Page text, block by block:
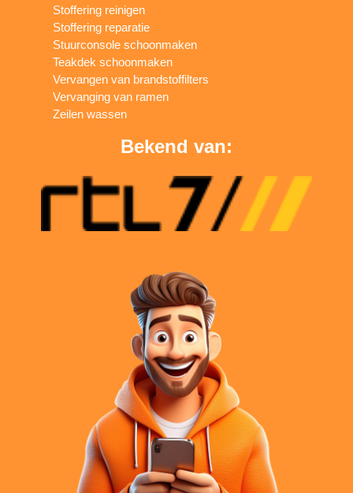
Stoffering reinigen
Stoffering reparatie
Stuurconsole schoonmaken
Teakdek schoonmaken
Vervangen van brandstoffilters
Vervanging van ramen
Zeilen wassen
Bekend van: